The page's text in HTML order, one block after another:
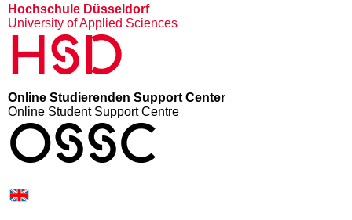
Hochschule Düsseldorf
University of Applied Sciences
HSD
Online Studierenden Support Center
Online Student Support Centre
OSSC